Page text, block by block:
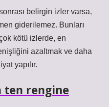
belirgin izler varsa,
giderilemez. Bunları
kötü izlerde, en
azaltmak ve daha
yapılır.
ten rengine